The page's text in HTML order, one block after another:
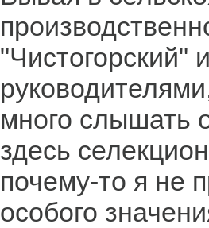
"Чистогорский"
много слышать
здесь
почему-то я не
особого